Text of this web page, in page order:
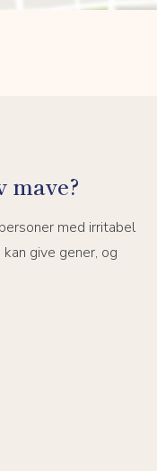
med irritabel
give gener, og